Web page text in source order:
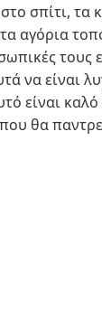
σπίτι,
αγόρια
τους
να είναι
είναι καλό
θα